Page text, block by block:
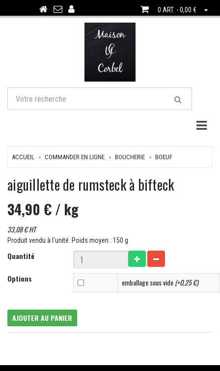
0 ART. - 0,00 €
ACCUEIL COMMANDER EN LIGNE BOUCHERIE BOEUF
aiguillette de rumsteck à bifteck
34,90 €/ kg
33,08 € HT
Produit vendu à l'unité. Poids moyen : 150 g
Quantité
Options emballage sous vide(+0,25 €)
AJOUTER AU PANIER